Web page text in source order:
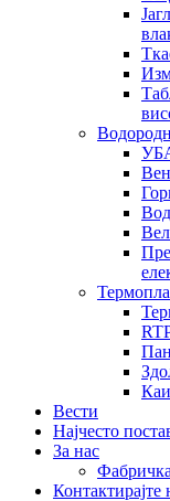
Вести
Најчесто
За нас
Контактирајте